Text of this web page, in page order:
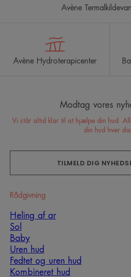
Hvilken
du
Avène
Avène Hydroterapicenter
Modtag vores
Vi står altid klar til at hjælpe din hud.
din hud hver
TILMELD DIG
Rådgivning
Heling af ar
Sol
Baby
Uren hud
Fedtet og uren hud
Kombineret hud